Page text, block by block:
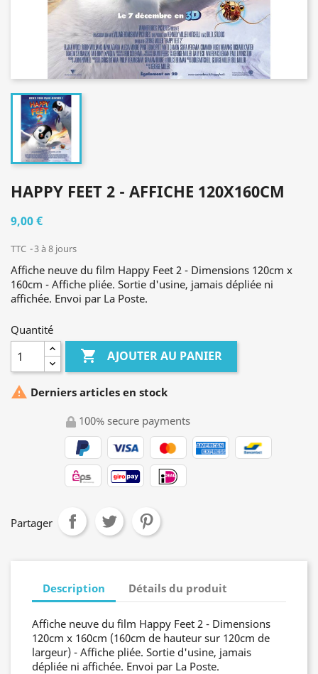
HAPPY FEET 2 - AFFICHE 120X160CM
9,00 €
TTC 3 à 8 jours
Affiche neuve du film Happy Feet 2 - Dimensions 120cm x
160cm - Affiche pliée. Sortie d'usine, jamais dépliée ni
affichée. Envoi par La Poste.
Quantité
 AJOUTER AU PANIER
 Derniers articles en stock
100% secure payments
Partager
Description Détails du produit
Affiche neuve du film Happy Feet 2 - Dimensions
120cm x 160cm (160cm de hauteur sur 120cm de
largeur) - Affiche pliée. Sortie d'usine, jamais
dépliée ni affichée. Envoi par La Poste.